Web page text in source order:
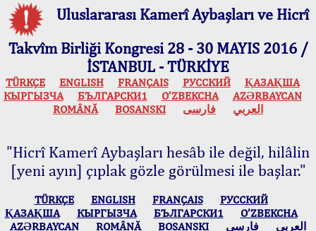
Uluslararası Kamerî Aybaşları ve Hicrî
Takvîm Birliği Kongresi 28 - 30 MAYIS 2016 /
İSTANBUL - TÜRKİYE
TÜRKÇE ENGLISH FRANÇAIS РУССКИЙ
ҚАЗАҚША
КЫPГЫЗЧA
БЪЛГАРСКИ1 O’ZBEKCHA
AZӘRBAYCAN
ROMÂNĂ
BOSANSKI العربي فارسی
"Hicrî Kamerî Aybaşları hesâb ile değil, hilâlin
[yeni ayın] çıplak gözle görülmesi ile başlar."
TÜRKÇE ENGLISH FRANÇAIS
РУССКИЙ
ҚАЗАҚША
КЫPГЫЗЧA БЪЛГАРСКИ1
O’ZBEKCHA
AZӘRBAYCAN
ROMÂNĂ BOSANSKI العربي فارسی